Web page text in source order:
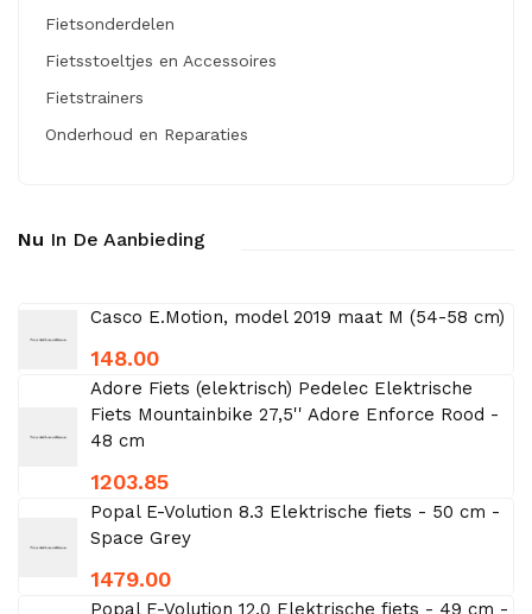
Fietsonderdelen
Fietsstoeltjes en Accessoires
Fietstrainers
Onderhoud en Reparaties
Nu In De Aanbieding
Casco E.Motion, model 2019 maat M (54-58 cm)
148.00
Adore Fiets (elektrisch) Pedelec Elektrische
Fiets Mountainbike 27,5'' Adore Enforce Rood -
48 cm
1203.85
Popal E-Volution 8.3 Elektrische fiets - 50 cm -
Space Grey
1479.00
Popal E-Volution 12.0 Elektrische fiets - 49 cm -